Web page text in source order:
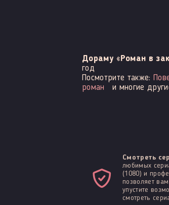
Дораму «Роман в
год
Посмотрите также:
роман
и многие
Смотреть
любимых
(1080) и
позволяет
упустите
смотреть